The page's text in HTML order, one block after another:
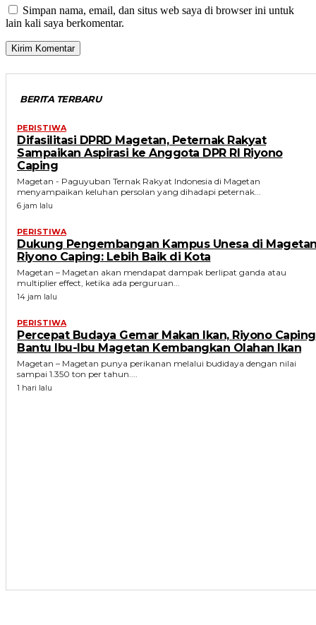
Simpan nama, email, dan situs web saya di browser ini untuk
lain kali saya berkomentar.
BERITA TERBARU
PERISTIWA
Difasilitasi DPRD Magetan, Peternak Rakyat
Sampaikan Aspirasi ke Anggota DPR RI Riyono
Caping
Magetan - Paguyuban Ternak Rakyat Indonesia di Magetan
menyampaikan keluhan persolan yang dihadapi peternak...
6 jam lalu
PERISTIWA
Dukung Pengembangan Kampus Unesa di
Riyono Caping: Lebih Baik di Kota
Magetan – Magetan akan mendapat dampak berlipat ganda atau
multiplier effect, ketika ada perguruan...
14 jam lalu
PERISTIWA
Percepat Budaya Gemar Makan Ikan, Riyono Caping
Bantu Ibu-Ibu Magetan Kembangkan Olahan Ikan
Magetan – Magetan punya perikanan melalui budidaya dengan nilai
sampai 1.350 ton per tahun....
1 hari lalu